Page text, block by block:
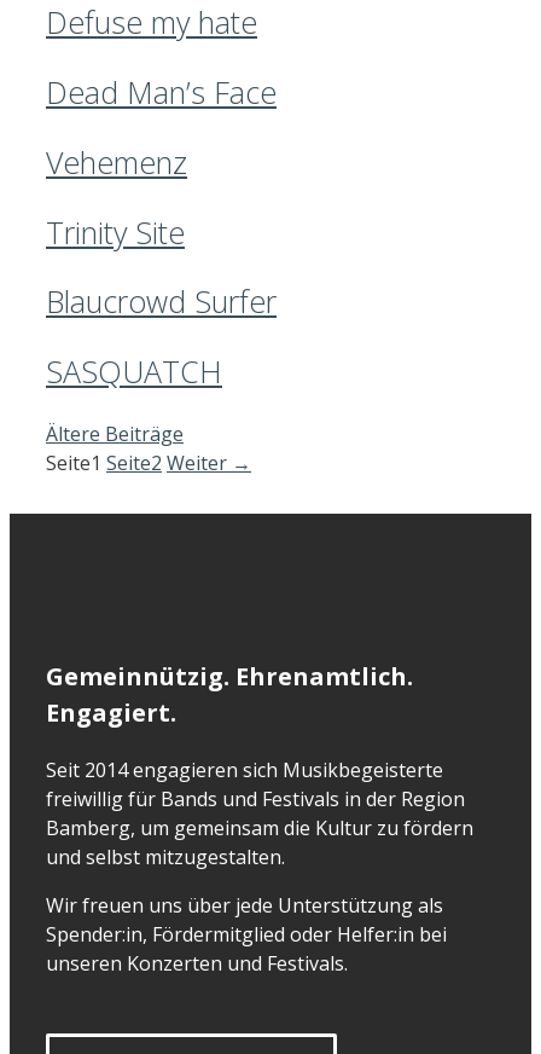
Defuse my hate
Dead Man’s Face
Vehemenz
Trinity Site
Blaucrowd Surfer
SASQUATCH
Ältere Beiträge
Seite1 Seite2 Weiter →
Gemeinnützig. Ehrenamtlich.
Engagiert.
Seit 2014 engagieren sich Musikbegeisterte
freiwillig für Bands und Festivals in der Region
Bamberg, um gemeinsam die Kultur zu fördern
und selbst mitzugestalten.
Wir freuen uns über jede Unterstützung als
Spender:in, Fördermitglied oder Helfer:in bei
unseren Konzerten und Festivals.